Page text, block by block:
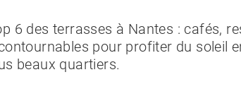
6 des terrasses à Nantes : cafés,
pour profiter du soleil
beaux quartiers.